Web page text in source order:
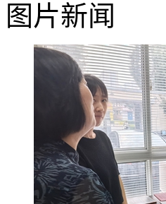
图片新闻